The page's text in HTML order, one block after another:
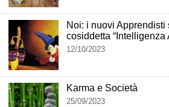
Noi: i nuovi Apprendisti
cosiddetta “Intelligenza
12/10/2023
Karma e Società
25/09/2023